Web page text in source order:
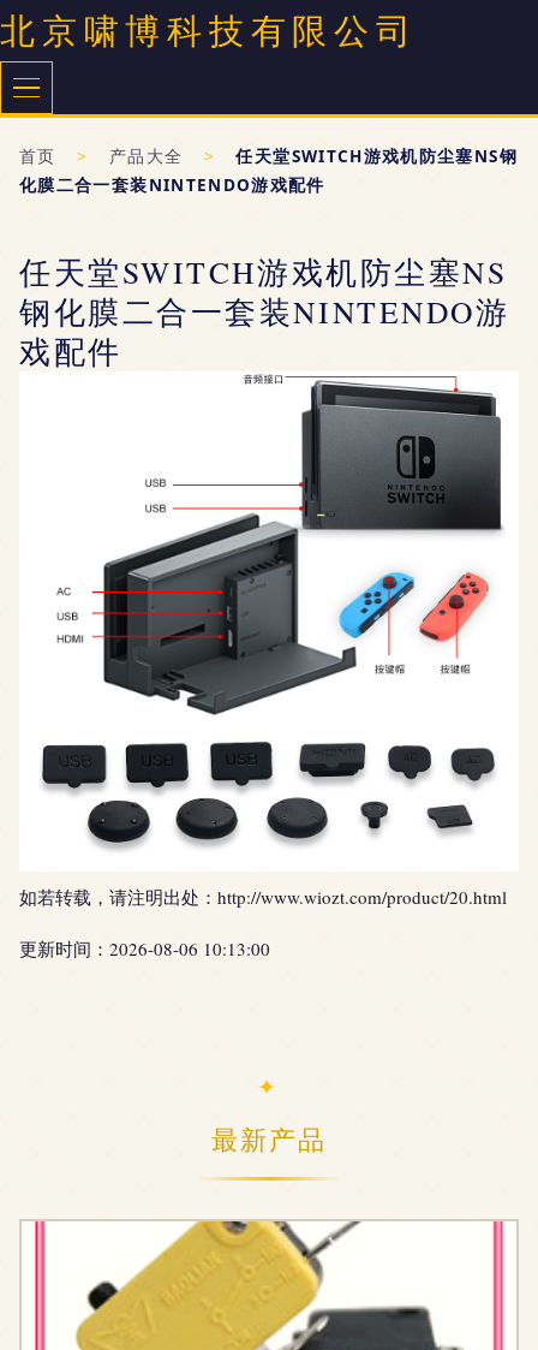
北京啸博科技有限公司
首页 > 产品大全 >
任天堂SWITCH游戏机防尘塞NS钢
化膜二合一套装NINTENDO游戏配件
任天堂SWITCH游戏机防尘塞NS
钢化膜二合一套装NINTENDO游
戏配件
如若转载，请注明出处：http://www.wiozt.com/product/20.html
更新时间：2026-08-06 10:13:00
最新产品